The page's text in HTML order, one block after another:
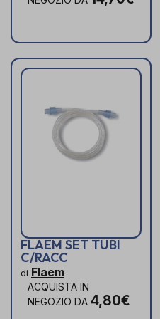
FLAEM SET TUBI
C/RACC
di Flaem
ACQUISTA IN
NEGOZIO DA 4,80€